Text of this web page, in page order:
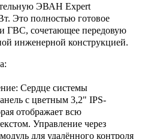
ЭВАН Expert
Это полностью готовое
ГВС, сочетающее передовую
инженерной конструкцией.
Сердце системы
с цветным 3,2" IPS-
отображает всю
Управление через
для удалённого контроля